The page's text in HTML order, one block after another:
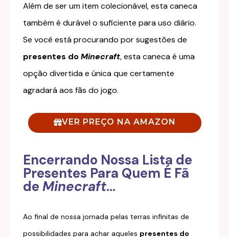
Além de ser um item colecionável, esta caneca
também é durável o suficiente para uso diário.
Se você está procurando por sugestões de
presentes doMinecraft, esta caneca é uma
opção divertida e única que certamente
agradará aos fãs do jogo.
VER PREÇO NA AMAZON
Encerrando Nossa Lista de
Presentes Para Quem É Fã
de Minecraft...
Ao final de nossa jornada pelas terras infinitas de
possibilidades para achar aqueles presentes do